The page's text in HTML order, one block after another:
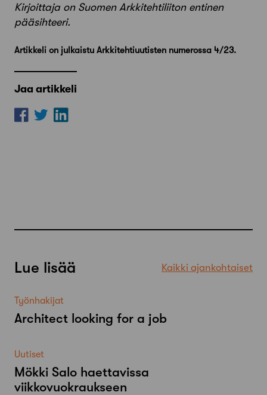
Kirjoittaja on Suomen Arkkitehtiliiton entinen
pääsihteeri.
Artikkeli on julkaistu Arkkitehtiuutisten numerossa 4/23.
Jaa artikkeli
Lue lisää Kaikki ajankohtaiset
Työnhakijat
Architect looking for a job
Uutiset
Mökki Salo haettavissa
viikkovuokraukseen